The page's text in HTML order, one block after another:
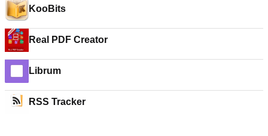
KooBits
Real PDF Creator
Librum
RSS Tracker